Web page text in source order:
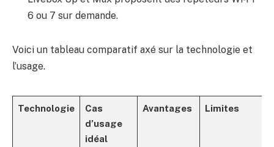
6 ou 7 sur demande.
Voici un tableau comparatif axé sur la technologie et
l’usage.
Technologie
Cas
d’usage
idéal
Avantages Limites